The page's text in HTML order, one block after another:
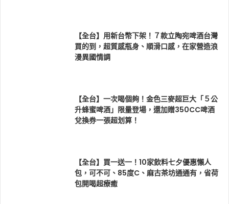
【全台】用新台幣下架！７款立陶宛啤酒台灣
買的到，超質感瓶身、順滑口感，在家營造浪
漫異國情調
【全台】一次喝個夠！金色三麥超巨大「５公
升蜂蜜啤酒」限量登場，還加贈350CC啤酒
兌換券一張超划算！
【全台】買一送一！10家飲料七夕優惠懶人
包，可不可、85度C、麻古茶坊通通有，省荷
包開喝超療癒